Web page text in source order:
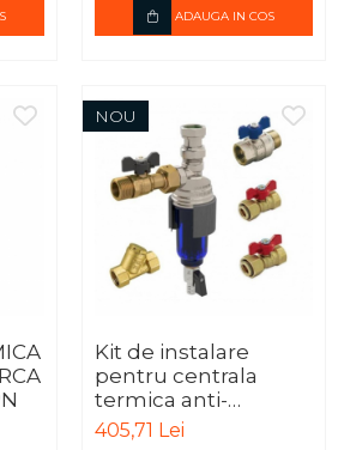
ADAUGA IN COS
NOU
Kit de instalare
pentru centrala
termica anti-
magnetita TIEMME
405,71 Lei